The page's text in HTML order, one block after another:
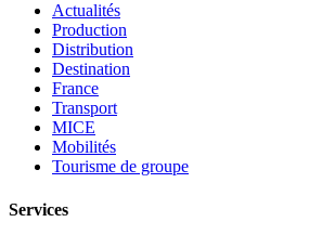
Actualités
Production
Distribution
Destination
France
Transport
MICE
Mobilités
Tourisme de groupe
Services